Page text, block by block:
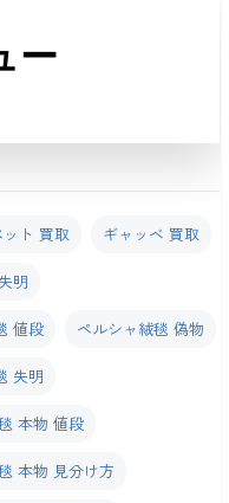
ー
ト 買取 ギャッベ 買取
明
値段 ペルシャ絨毯 偽物
失明
本物 値段
本物 見分け方